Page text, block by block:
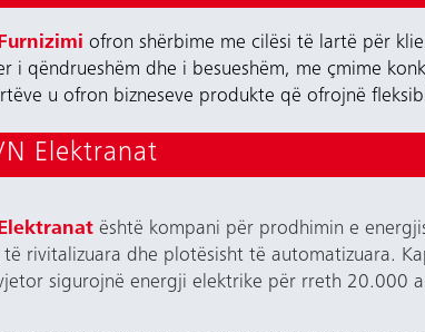
ofron shërbime me cilësi të lartë për
i qëndrueshëm dhe i besueshëm, me çmime
u ofron bizneseve produkte që ofrojnë
Elektranat
është kompani për prodhimin e
rivitalizuara dhe plotësisht të automatizuara.
sigurojnë energji elektrike për rreth 20.000